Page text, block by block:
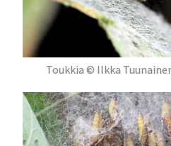
Toukkia © Ilkka